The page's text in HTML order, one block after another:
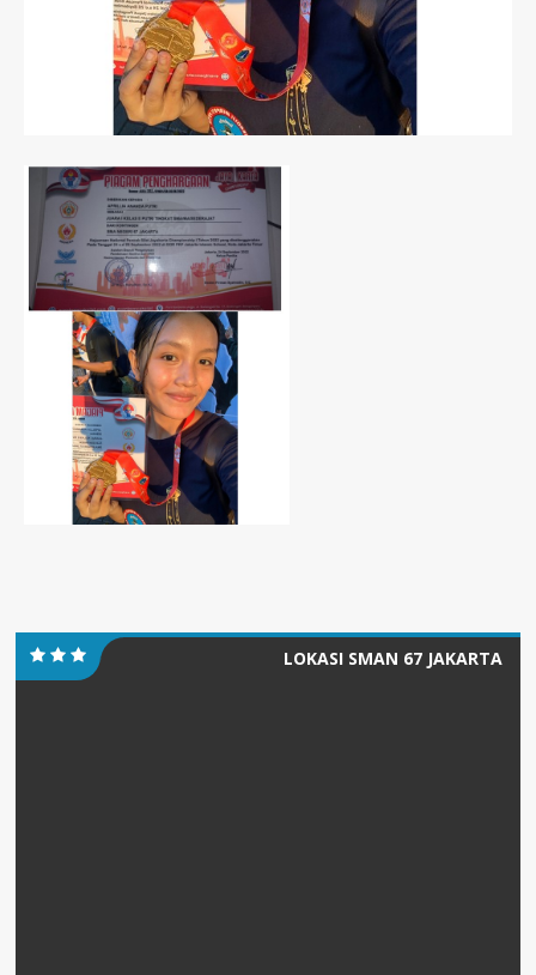
LOKASI SMAN 67 JAKARTA